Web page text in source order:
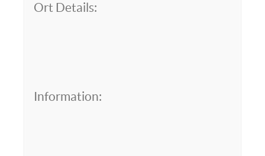
Ort Details:
Information: